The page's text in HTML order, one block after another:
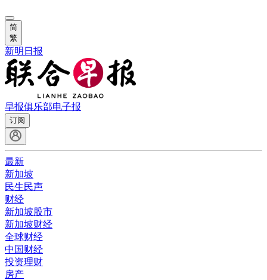
简
繁
新明日报
早报俱乐部电子报
订阅
最新
新加坡
民生民声
财经
新加坡股市
新加坡财经
全球财经
中国财经
投资理财
房产